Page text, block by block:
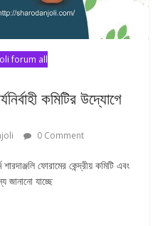
forum all
কমিটির উদ্যোগে
0 Comment
ফোরামের কেন্দ্রীয় কমিটি এবং
জানানো যাচ্ছে